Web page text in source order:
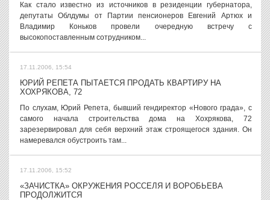
Как стало известно из источников в резиденции губернатора,
депутаты Облдумы от Партии пенсионеров Евгений Артюх и
Владимир Коньков провели очередную встречу с
высокопоставленным сотрудником...
17.11.2006, 15:54
ЮРИЙ РЕПЕТА ПЫТАЕТСЯ ПРОДАТЬ КВАРТИРУ НА
ХОХРЯКОВА, 72
По слухам, Юрий Репета, бывший гендиректор «Нового града», с
самого начала строительства дома на Хохрякова, 72
зарезервировал для себя верхний этаж строящегося здания. Он
намеревался обустроить там...
17.11.2006, 15:52
«ЗАЧИСТКА» ОКРУЖЕНИЯ РОССЕЛЯ И ВОРОБЬЕВА
ПРОДОЛЖИТСЯ